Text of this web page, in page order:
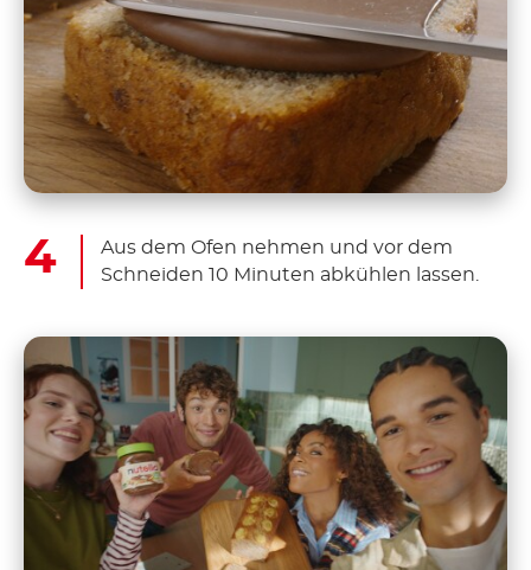
Aus dem Ofen nehmen und vor dem
Schneiden 10 Minuten abkühlen lassen.